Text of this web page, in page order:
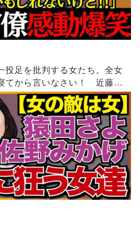
投足を批判する女たち。全女
てから言いなさい！ 近藤倫